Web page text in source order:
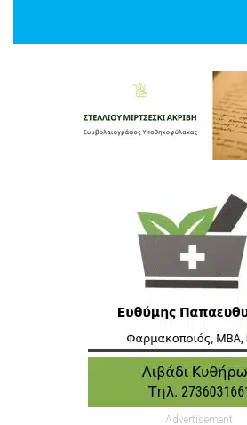
Advertisement